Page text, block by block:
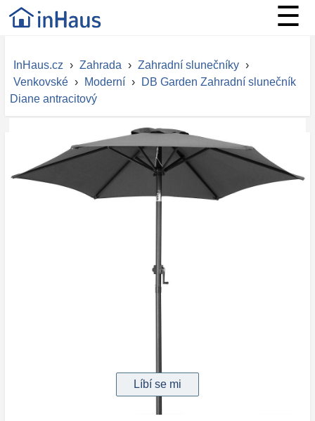
☰
InHaus.cz › Zahrada › Zahradní slunečníky ›
Venkovské › Moderní ›
DB Garden Zahradní slunečník
Diane antracitový